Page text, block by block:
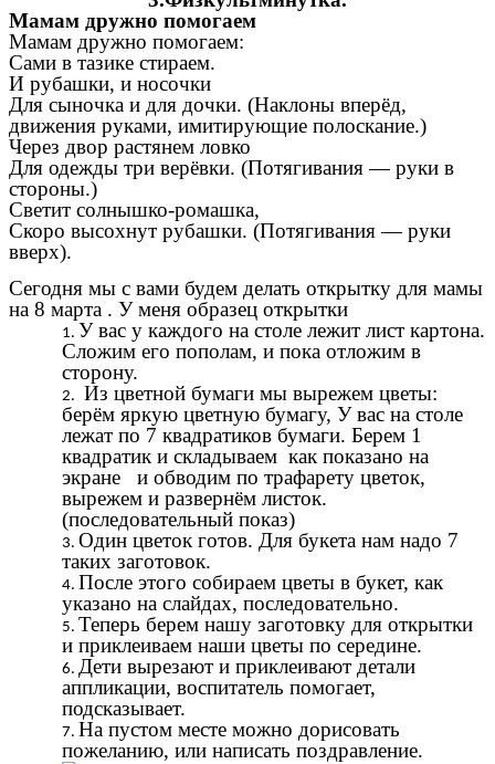
Мамам дружно помогаем
Мамам дружно помогаем:
Сами в тазике стираем.
И рубашки, и носочки
Для сыночка и для дочки. (Наклоны вперёд,
движения руками, имитирующие полоскание.)
Через двор растянем ловко
Для одежды три верёвки. (Потягивания — руки в
стороны.)
Светит солнышко-ромашка,
Скоро высохнут рубашки. (Потягивания — руки
вверх).
Сегодня мы с вами будем делать открытку для мамы
на 8 марта . У меня образец открытки
У вас у каждого на столе лежит лист картона.
Сложим его пополам, и пока отложим в
сторону.
Из цветной бумаги мы вырежем цветы:
берём яркую цветную бумагу, У вас на столе
лежат по 7 квадратиков бумаги. Берем 1
квадратик и складываем как показано на
экране и обводим по трафарету цветок,
вырежем и развернём листок.
(последовательный показ)
Один цветок готов. Для букета нам надо 7
таких заготовок.
После этого собираем цветы в букет, как
указано на слайдах, последовательно.
Теперь берем нашу заготовку для открытки
и приклеиваем наши цветы по середине.
Дети вырезают и приклеивают детали
аппликации, воспитатель помогает,
подсказывает.
На пустом месте можно дорисовать
пожеланию, или написать поздравление.